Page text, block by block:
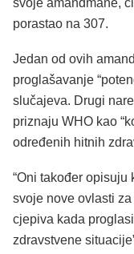
svoje amandmane,
porastao na 307.
Jedan od ovih
proglašavanje
slučajeva. Drugi
priznaju WHO kao
određenih hitnih
“Oni također opisuju
svoje nove ovlasti
cjepiva kada
zdravstvene